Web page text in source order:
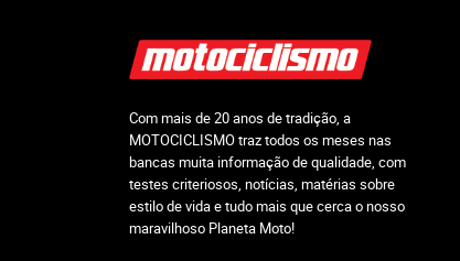
Com mais de 20 anos de tradição, a
MOTOCICLISMO traz todos os meses nas
bancas muita informação de qualidade, com
testes criteriosos, notícias, matérias sobre
estilo de vida e tudo mais que cerca o nosso
maravilhoso Planeta Moto!